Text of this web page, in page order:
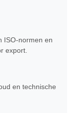
ISO-normen en
export.
en technische